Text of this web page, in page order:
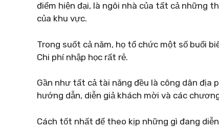
điểm hiện đại, là ngôi nhà của tất cả những
của khu vực.
Trong suốt cả năm, họ tổ chức một số buổi
Chi phí nhập học rất rẻ.
Gần như tất cả tài năng đều là công dân địa
hướng dẫn, diễn giả khách mời và các
Cách tốt nhất để theo kịp những gì đang